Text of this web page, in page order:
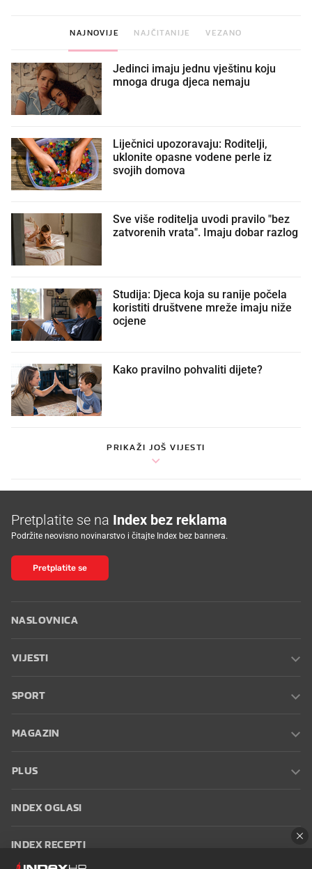
NAJNOVIJE NAJČITANIJE VEZANO
Jedinci imaju jednu vještinu koju
mnoga druga djeca nemaju
Liječnici upozoravaju: Roditelji,
uklonite opasne vodene perle iz
svojih domova
Sve više roditelja uvodi pravilo "bez
zatvorenih vrata". Imaju dobar razlog
Studija: Djeca koja su ranije počela
koristiti društvene mreže imaju niže
ocjene
Kako pravilno pohvaliti dijete?
PRIKAŽI JOŠ VIJESTI
Pretplatite se na Index bez reklama
Podržite neovisno novinarstvo i čitajte Index bez bannera.
Pretplatite se
NASLOVNICA
VIJESTI
SPORT
MAGAZIN
PLUS
INDEX OGLASI
INDEX RECEPTI